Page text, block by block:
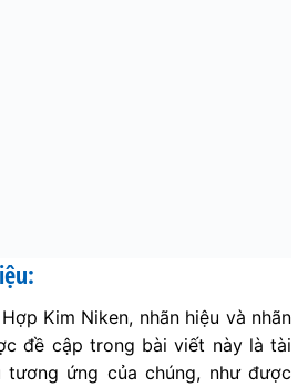
Kim Niken, nhãn hiệu và nhãn
đề cập trong bài viết này là tài
tương ứng của chúng, như được